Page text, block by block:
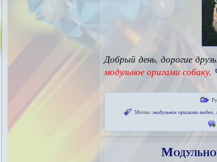
Добрый день, дорогие
модульное оригами собаку.
Метки: модульное оригами видео,